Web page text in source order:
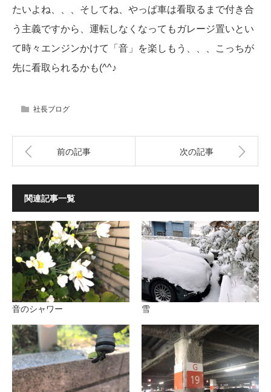
たいよね、、、そしてね、やっぱ車は看取るまで付き合
う主義ですから、運転しなくなってもガレージ置いとい
て時々エンジンかけて「音」を楽しもう、、、こっちが
先に看取られるかも(^^♪
社長ブログ
前の記事 次の記事
関連記事一覧
音のシャワー 雪